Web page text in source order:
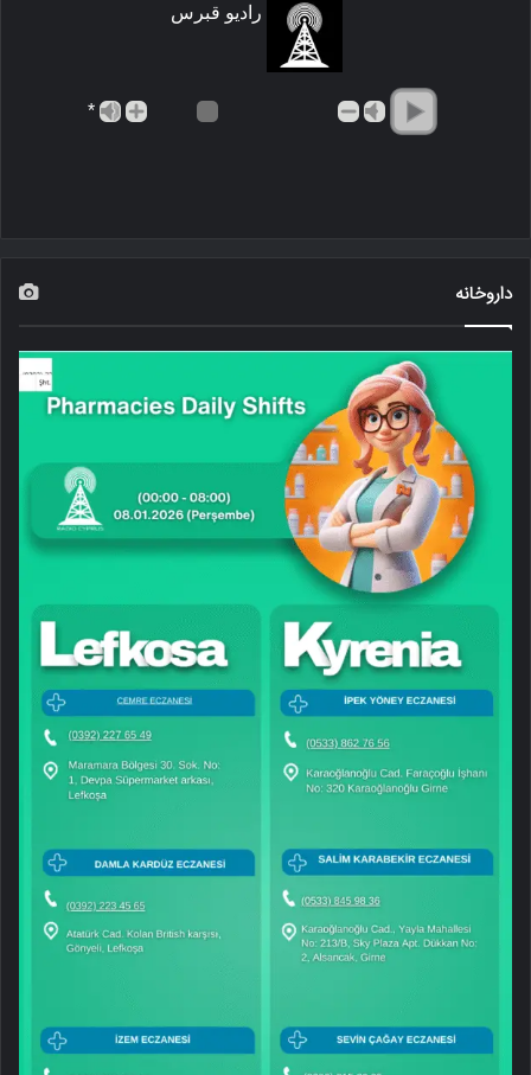
رادیو قبرس
*
داروخانه